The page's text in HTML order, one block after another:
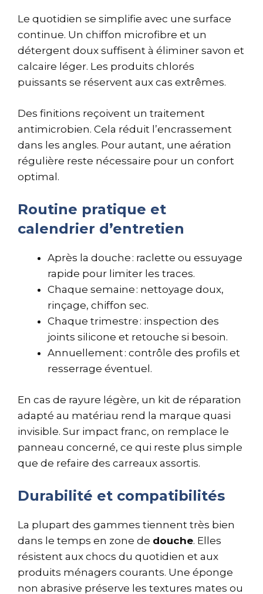
Le quotidien se simplifie avec une surface
continue. Un chiffon microfibre et un
détergent doux suffisent à éliminer savon et
calcaire léger. Les produits chlorés
puissants se réservent aux cas extrêmes.
Des finitions reçoivent un traitement
antimicrobien. Cela réduit l’encrassement
dans les angles. Pour autant, une aération
régulière reste nécessaire pour un confort
optimal.
Routine pratique et
calendrier d’entretien
Après la douche : raclette ou essuyage
rapide pour limiter les traces.
Chaque semaine : nettoyage doux,
rinçage, chiffon sec.
Chaque trimestre : inspection des
joints silicone et retouche si besoin.
Annuellement : contrôle des profils et
resserrage éventuel.
En cas de rayure légère, un kit de réparation
adapté au matériau rend la marque quasi
invisible. Sur impact franc, on remplace le
panneau concerné, ce qui reste plus simple
que de refaire des carreaux assortis.
Durabilité et compatibilités
La plupart des gammes tiennent très bien
dans le temps en zone de douche. Elles
résistent aux chocs du quotidien et aux
produits ménagers courants. Une éponge
non abrasive préserve les textures mates ou